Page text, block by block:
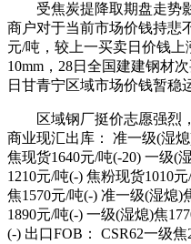
受焦炭提降取期盘走势影
商户对于当前市场价钱持悲
元/吨，较上一买卖日价钱上
10mm，28日全国建建钢材
日甘青宁区域市场价钱暂稳
区域钢厂挺价志愿强烈，
商业现汇出库： 准一级(湿
焦现货1640元/吨(-20) 一级(
1210元/吨(-) 焦粉现货1010
焦1570元/吨(-) 准一级(湿熄)
1890元/吨(-) 一级(湿熄)焦
(-) 出口FOB： CSR62一级